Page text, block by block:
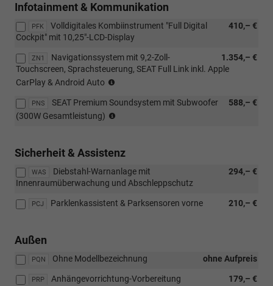
Infotainment & Kommunikation
PFK 410,– €
Volldigitales Kombiinstrument "Full Digital
Cockpit" mit 10,25"-LCD-Display
ZN1 1.354,– €
Navigationssystem mit 9,2-Zoll-
Touchscreen, Sprachsteuerung, SEAT Full Link inkl. Apple
CarPlay & Android Auto
Verbindung
Premium
mit
Subwoofer
Gesamtleistung))
PNS 588,– €
SEAT Premium Soundsystem mit Subwoofer
(300W Gesamtleistung)
mit
Navigationssystem
mit
Zoll-
Full
Link
inkl.
Sicherheit & Assistenz
WAS 294,– €
Diebstahl-Warnanlage mit
Innenraumüberwachung und Abschleppschutz
PCJ 210,– €
Parklenkassistent & Parksensoren vorne
Außen
PQN ohne Aufpreis
Ohne Modellbezeichnung
PRP 179,– €
Anhängevorrichtung-Vorbereitung